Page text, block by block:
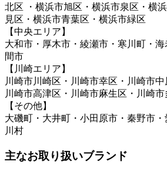
北区 ・横浜市旭区・横浜市泉区・横
見区・横浜市青葉区・横浜市緑区
【中央エリア】
大和市・厚木市・綾瀬市・寒川町・
間市
【川崎エリア】
川崎市川崎区・川崎市幸区・川崎市中
川崎市高津区・川崎市麻生区・川崎市
【その他】
大磯町・大井町・小田原市・秦野市
川村
主なお取り扱いブランド